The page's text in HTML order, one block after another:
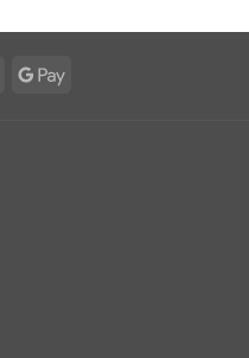
Google